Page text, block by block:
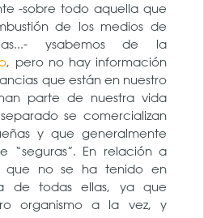
-sobre todo aquella que
de los medios de
ysabemos de la
, pero no hay información
que están en nuestro
parte de nuestra vida
se comercializan
y que generalmente
“seguras”. En relación a
que no se ha tenido en
de todas ellas, ya que
organismo a la vez, y